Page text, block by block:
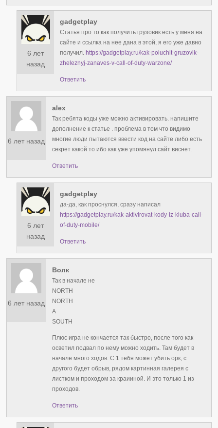
6 лет
назад
gadgetplay
Статья про то как получить грузовик есть у меня на
сайте и ссылка на нее дана в этой, я его уже давно
получил. https://gadgetplay.ru/kak-poluchit-gruzovik-
zheleznyj-zanaves-v-call-of-duty-warzone/
Ответить
6 лет назад
alex
Так ребята коды уже можно активировать. напишите
дополнение к статье . проблема в том что видимо
многие люди пытаются ввести код на сайте либо есть
секрет какой то ибо как уже упомянул сайт виснет.
Ответить
6 лет
назад
gadgetplay
да-да, как проснулся, сразу написал
https://gadgetplay.ru/kak-aktivirovat-kody-iz-kluba-call-
of-duty-mobile/
Ответить
6 лет назад
Волк
Так в начале не
NORTH
NORTH
А
SOUTH
Плюс игра не кончается так быстро, после того как
осветил подвал по нему можно ходить. Там будет в
начале много ходов. С 1 тебя может убить орк, с
другого будет обрыв, рядом картинная галерея с
листком и проходом за краииной. И это только 1 из
проходов.
Ответить